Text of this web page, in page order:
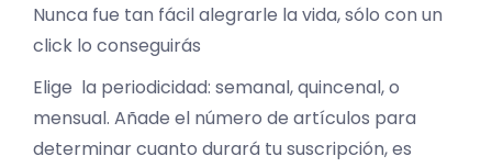
Nunca fue tan fácil alegrarle la vida, sólo con un
click lo conseguirás
Elige la periodicidad: semanal, quincenal, o
mensual. Añade el número de artículos para
determinar cuanto durará tu suscripción, es